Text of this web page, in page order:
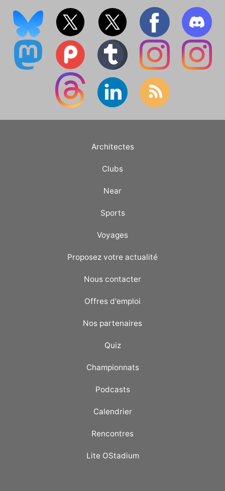
Architectes
Clubs
Near
Sports
Voyages
Proposez votre actualité
Nous contacter
Offres d'emploi
Nos partenaires
Quiz
Championnats
Podcasts
Calendrier
Rencontres
Lite OStadium